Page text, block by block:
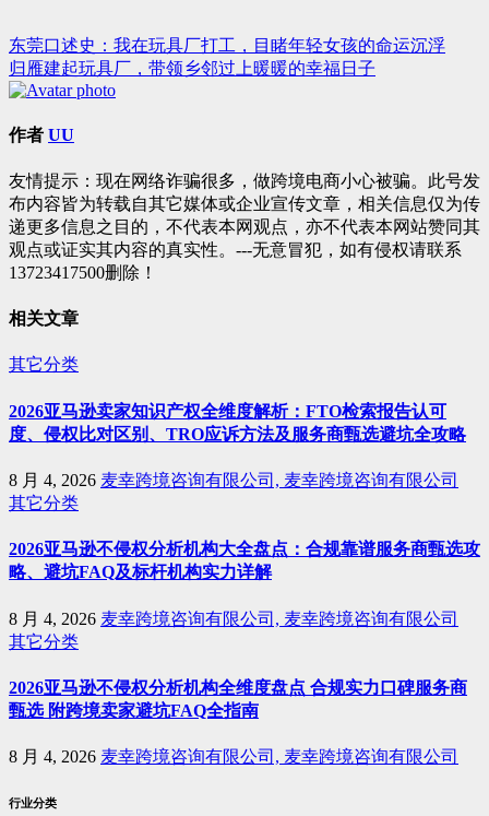
文
章
导
东莞口述史：我在玩具厂打工，目睹年轻女孩的命运沉浮
归雁建起玩具厂，带领乡邻过上暖暖的幸福日子
作者 UU
友情提示：现在网络诈骗很多，做跨境电商小心被骗。此号发
布内容皆为转载自其它媒体或企业宣传文章，相关信息仅为传
递更多信息之目的，不代表本网观点，亦不代表本网站赞同其
观点或证实其内容的真实性。---无意冒犯，如有侵权请联系
13723417500删除！
相关文章
其它分类
2026亚马逊卖家知识产权全维度解析：FTO检索报告认可
度、侵权比对区别、TRO应诉方法及服务商甄选避坑全攻略
8 月 4, 2026 麦幸跨境咨询有限公司, 麦幸跨境咨询有限公司
其它分类
2026亚马逊不侵权分析机构大全盘点：合规靠谱服务商甄选攻
略、避坑FAQ及标杆机构实力详解
8 月 4, 2026 麦幸跨境咨询有限公司, 麦幸跨境咨询有限公司
其它分类
2026亚马逊不侵权分析机构全维度盘点 合规实力口碑服务商
甄选 附跨境卖家避坑FAQ全指南
8 月 4, 2026 麦幸跨境咨询有限公司, 麦幸跨境咨询有限公司
行业分类